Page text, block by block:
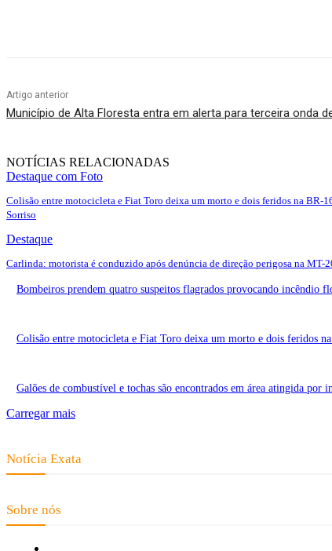
Artigo anterior
Município de Alta Floresta entra em alerta para terceira onda
NOTÍCIAS RELACIONADAS
Destaque com Foto
Colisão entre motocicleta e Fiat Toro deixa um morto e dois feridos na BR-
Sorriso
Destaque
Carlinda: motorista é conduzido após denúncia de direção perigosa na MT-
Bombeiros prendem quatro suspeitos flagrados provocando incêndio
Colisão entre motocicleta e Fiat Toro deixa um morto e dois feridos
Galões de combustível e tochas são encontrados em área atingida por
Carregar mais
Notícia Exata
Sobre nós